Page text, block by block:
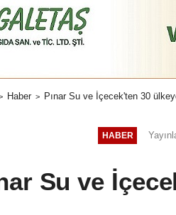
Haber Pınar Su ve İçecek'ten 30
HABER
Su ve